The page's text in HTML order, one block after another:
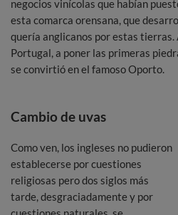
negocios vinícolas que habían
esta comarca orensana, que
quería anglicanos por estas tierras.
Portugal, a poner las primeras
se convirtió en el famoso Oporto.
Cambio de uvas
Como ven, los ingleses no pudieron
establecerse por cuestiones
religiosas pero dos siglos más
tarde, desgraciadamente y por